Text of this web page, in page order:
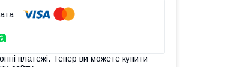
платежі. Тепер ви можете купити